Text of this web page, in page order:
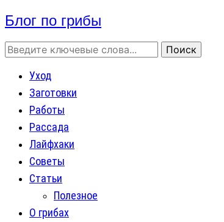
Блог по грибы
Уход
Заготовки
Работы
Рассада
Лайфхаки
Советы
Статьи
Полезное
О грибах